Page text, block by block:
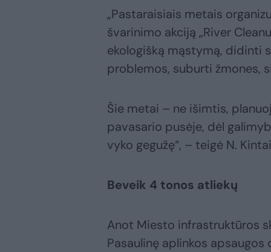
„Pastaraisiais metais
švarinimo akciją „River
ekologišką mąstymą, didinti
problemos, suburti žmones,
Šie metai – ne išimtis,
pavasario pusėje, dėl
vyko gegužę“, – teigė N.
Beveik 4 tonos atliekų
Anot Miesto infrastruktūros
Pasaulinę aplinkos